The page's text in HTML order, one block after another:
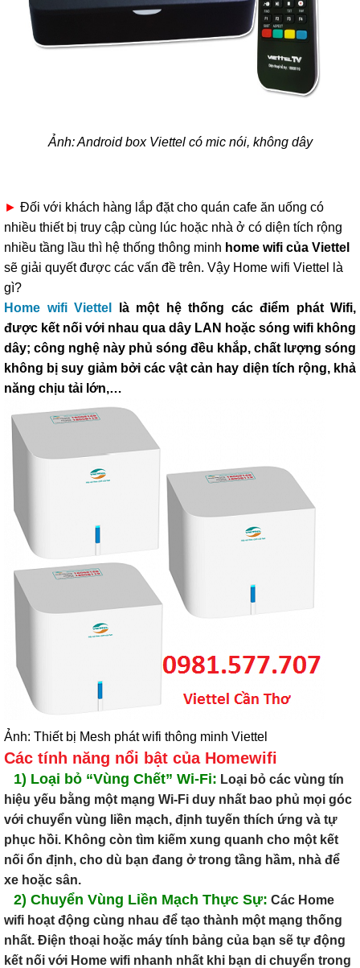
Ảnh: Android box Viettel có mic nói, không dây
► Đối với khách hàng lắp đặt cho quán cafe ăn uống có
nhiều thiết bị truy cập cùng lúc hoặc nhà ở có diện tích rộng
nhiều tầng lầu thì hệ thống thông minh home wifi của Viettel
sẽ giải quyết được các vấn đề trên. Vậy Home wifi Viettel là
gì?
Home wifi Viettel
là một hệ thống các điểm phát Wifi,
được kết nối với nhau qua dây LAN hoặc sóng wifi không
dây; công nghệ này phủ sóng đều khắp, chất lượng sóng
không bị suy giảm bởi các vật cản hay diện tích rộng, khả
năng chịu tải lớn,…
Ảnh: Thiết bị Mesh phát wifi thông minh Viettel
Các tính năng nổi bật của Homewifi
1) Loại bỏ “Vùng Chết” Wi-Fi: Loại bỏ các vùng tín
hiệu yếu bằng một mạng Wi-Fi duy nhất bao phủ mọi góc
với chuyển vùng liền mạch, định tuyến thích ứng và tự
phục hồi. Không còn tìm kiếm xung quanh cho một kết
nối ổn định, cho dù bạn đang ở trong tầng hầm, nhà để
xe hoặc sân.
2) Chuyển Vùng Liền Mạch Thực Sự: Các Home
wifi hoạt động cùng nhau để tạo thành một mạng thống
nhất. Điện thoại hoặc máy tính bảng của bạn sẽ tự động
kết nối với Home wifi nhanh nhất khi bạn di chuyển trong